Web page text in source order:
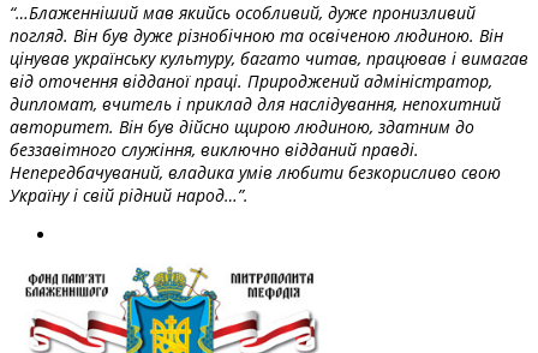
“…Блаженніший мав якийсь особливий, дуже пронизливий
погляд. Він був дуже різнобічною та освіченою людиною. Він
цінував українську культуру, багато читав, працював і вимагав
від оточення відданої праці. Природжений адміністратор,
дипломат, вчитель і приклад для наслідування, непохитний
авторитет. Він був дійсно щирою людиною, здатним до
беззавітного служіння, виключно відданий правді.
Непередбачуваний, владика умів любити безкорисливо свою
Україну і свій рідний народ…”.